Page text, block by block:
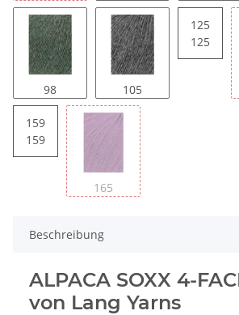
98 105
125
125
159
159
165
Beschreibung
ALPACA SOXX 4-
von Lang Yarns